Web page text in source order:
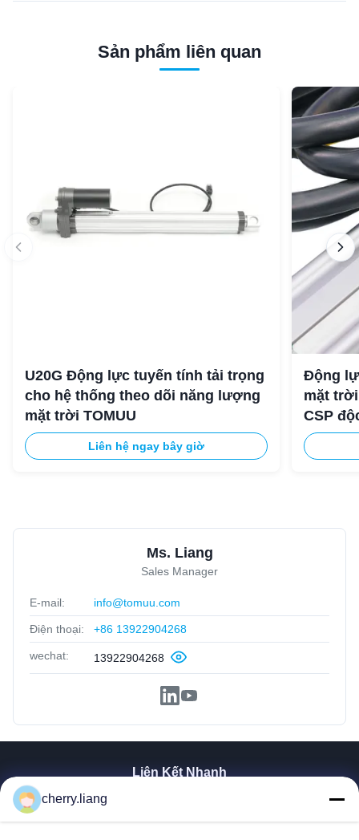
Sản phẩm liên quan
U20G Động lực tuyến tính tải trọng
cho hệ thống theo dõi năng lượng
mặt trời TOMUU
Liên hệ ngay bây giờ
Động
mặt
CSP
Ms. Liang
Sales Manager
E-mail: info@tomuu.com
Điện thoại: +86 13922904268
wechat: 13922904268
Liên Kết Nhanh
Sản Phẩm
cherry.liang